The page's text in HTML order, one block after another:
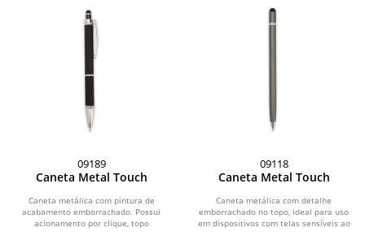
09189
Caneta Metal Touch
Caneta metálica com pintura de
acabamento emborrachado. Possui
acionamento por clique, topo
09118
Caneta Metal Touch
Caneta metálica com detalhe
emborrachado no topo, ideal para uso
em dispositivos com telas sensíveis ao